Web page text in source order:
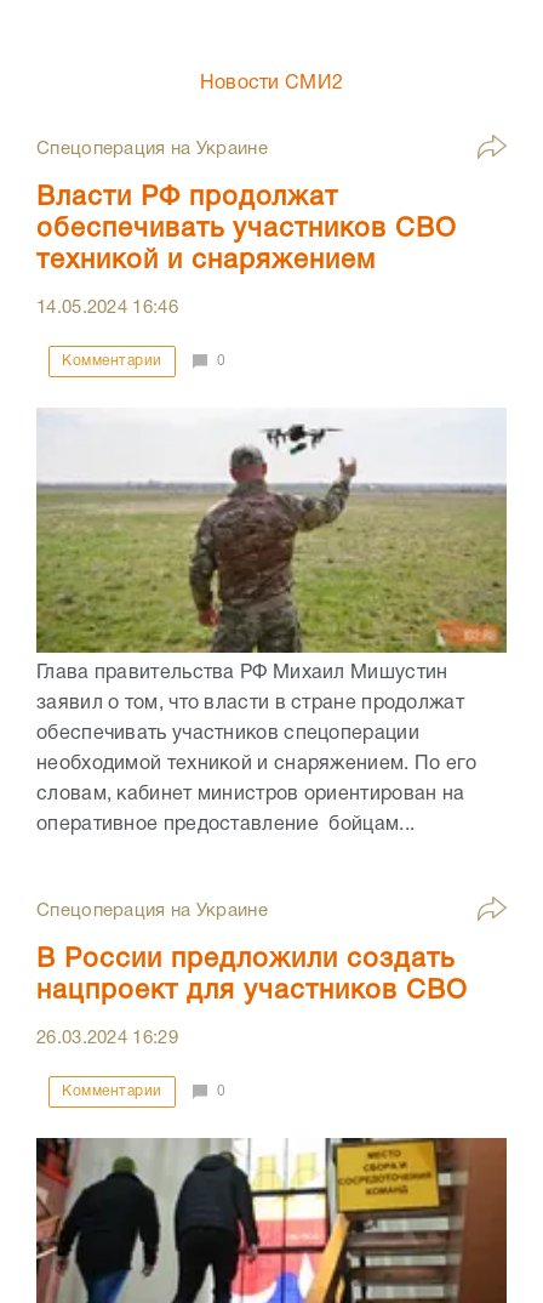
Новости СМИ2
Спецоперация на Украине
Власти РФ продолжат
обеспечивать участников СВО
техникой и снаряжением
14.05.2024 16:46
Комментарии 0
Глава правительства РФ Михаил Мишустин
заявил о том, что власти в стране продолжат
обеспечивать участников спецоперации
необходимой техникой и снаряжением. По его
словам, кабинет министров ориентирован на
оперативное предоставление бойцам...
Спецоперация на Украине
В России предложили создать
нацпроект для участников СВО
26.03.2024 16:29
Комментарии 0